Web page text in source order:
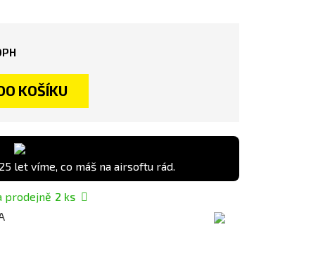
KOŠÍKU
let víme, co máš na airsoftu rád.
prodejně 2 ks